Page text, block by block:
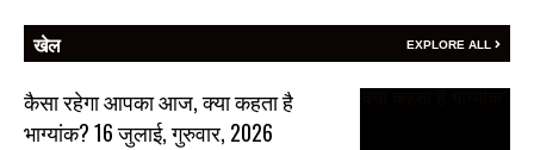
खेल EXPLORE ALL
कैसा रहेगा आपका आज, क्या कहता है
भाग्यांक? 16 जुलाई, गुरुवार, 2026